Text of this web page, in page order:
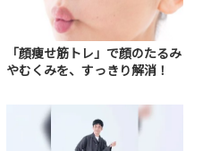
「顔痩せ筋トレ」で顔のたるみ
やむくみを、すっきり解消！